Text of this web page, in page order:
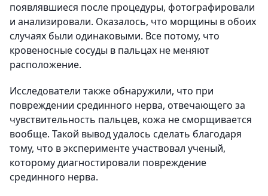
появлявшиеся после процедуры, фотографировали
и анализировали. Оказалось, что морщины в обоих
случаях были одинаковыми. Все потому, что
кровеносные сосуды в пальцах не меняют
расположение.
Исследователи также обнаружили, что при
повреждении срединного нерва, отвечающего за
чувствительность пальцев, кожа не сморщивается
вообще. Такой вывод удалось сделать благодаря
тому, что в эксперименте участвовал ученый,
которому диагностировали повреждение
срединного нерва.